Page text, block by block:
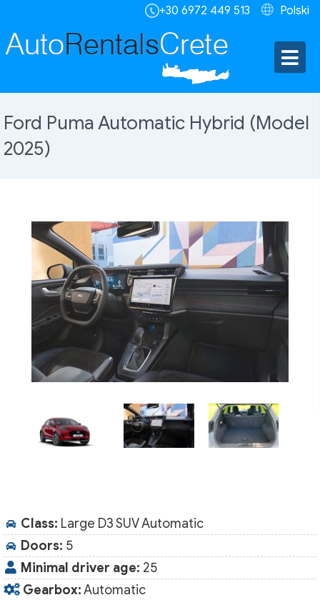
Polski
+30 6972 449 513
Ford Puma Automatic Hybrid (Model
2025)
Class: Large D3 SUV Automatic
Doors: 5
Minimal driver age: 25
Gearbox:Automatic